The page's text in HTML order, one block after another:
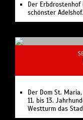
Der
schönster Adelshof.
Der Dom St.
11. bis 13.
Westturm das